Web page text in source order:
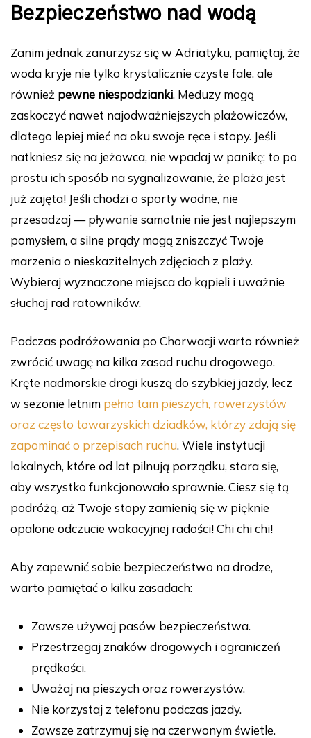
Bezpieczeństwo nad wodą
Zanim jednak zanurzysz się w Adriatyku, pamiętaj, że
woda kryje nie tylko krystalicznie czyste fale, ale
również pewne niespodzianki. Meduzy mogą
zaskoczyć nawet najodważniejszych plażowiczów,
dlatego lepiej mieć na oku swoje ręce i stopy. Jeśli
natkniesz się na jeżowca, nie wpadaj w panikę; to po
prostu ich sposób na sygnalizowanie, że plaża jest
już zajęta! Jeśli chodzi o sporty wodne, nie
przesadzaj — pływanie samotnie nie jest najlepszym
pomysłem, a silne prądy mogą zniszczyć Twoje
marzenia o nieskazitelnych zdjęciach z plaży.
Wybieraj wyznaczone miejsca do kąpieli i uważnie
słuchaj rad ratowników.
Podczas podróżowania po Chorwacji warto również
zwrócić uwagę na kilka zasad ruchu drogowego.
Kręte nadmorskie drogi kuszą do szybkiej jazdy, lecz
w sezonie letnim pełno tam pieszych, rowerzystów
oraz często towarzyskich dziadków, którzy zdają się
zapominać o przepisach ruchu. Wiele instytucji
lokalnych, które od lat pilnują porządku, stara się,
aby wszystko funkcjonowało sprawnie. Ciesz się tą
podróżą, aż Twoje stopy zamienią się w pięknie
opalone odczucie wakacyjnej radości! Chi chi chi!
Aby zapewnić sobie bezpieczeństwo na drodze,
warto pamiętać o kilku zasadach:
Zawsze używaj pasów bezpieczeństwa.
Przestrzegaj znaków drogowych i ograniczeń
prędkości.
Uważaj na pieszych oraz rowerzystów.
Nie korzystaj z telefonu podczas jazdy.
Zawsze zatrzymuj się na czerwonym świetle.